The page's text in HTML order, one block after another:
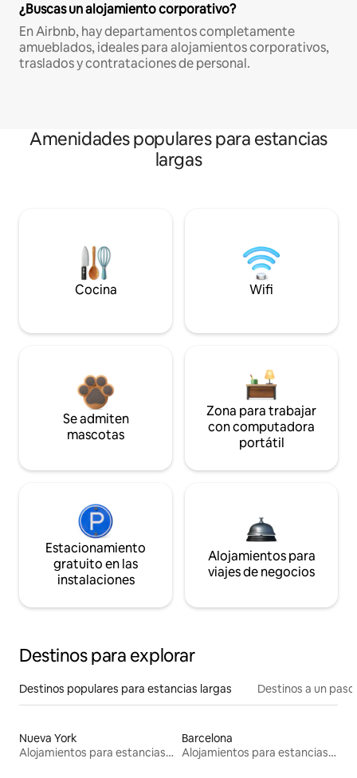
¿Buscas un alojamiento corporativo?
En Airbnb, hay departamentos completamente
amueblados, ideales para alojamientos corporativos,
traslados y contrataciones de personal.
Amenidades populares para estancias
largas
Cocina Wifi
Se admiten
mascotas
Zona para trabajar
con computadora
portátil
Estacionamiento
gratuito en las
instalaciones
Alojamientos para
viajes de negocios
Destinos para explorar
Destinos populares para estancias largas Destinos a un
Nueva York
Alojamientos para estancias largas
Barcelona
Alojamientos para estancias largas